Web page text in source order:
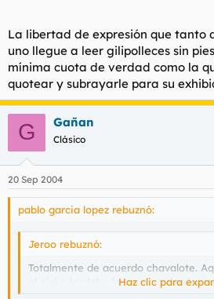
La libertad de expresión que tanto
uno llegue a leer gilipolleces sin
mínima cuota de verdad como la
quotear y subrayarle para su
G Gañan
Clásico
20 Sep 2004
pablo garcia lopez rebuznó:
Jeroo rebuznó:
Totalmente de acuerdo chavalote.
los que no, los
Haz clic para